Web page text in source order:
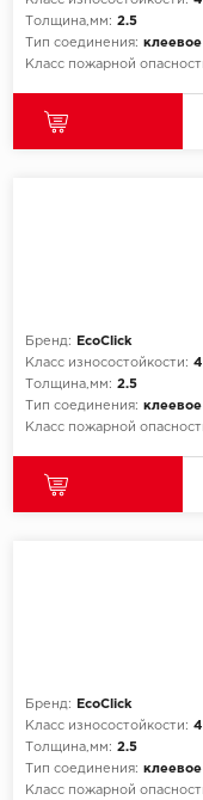
Толщина,мм: 2.5
Тип соединения: клеевое
Класс пожарной
Бренд:
EcoClick
Класс износостойкости:
Толщина,мм: 2.5
Тип соединения: клеевое
Класс пожарной
Бренд:
EcoClick
Класс износостойкости:
Толщина,мм: 2.5
Тип соединения: клеевое
Класс пожарной